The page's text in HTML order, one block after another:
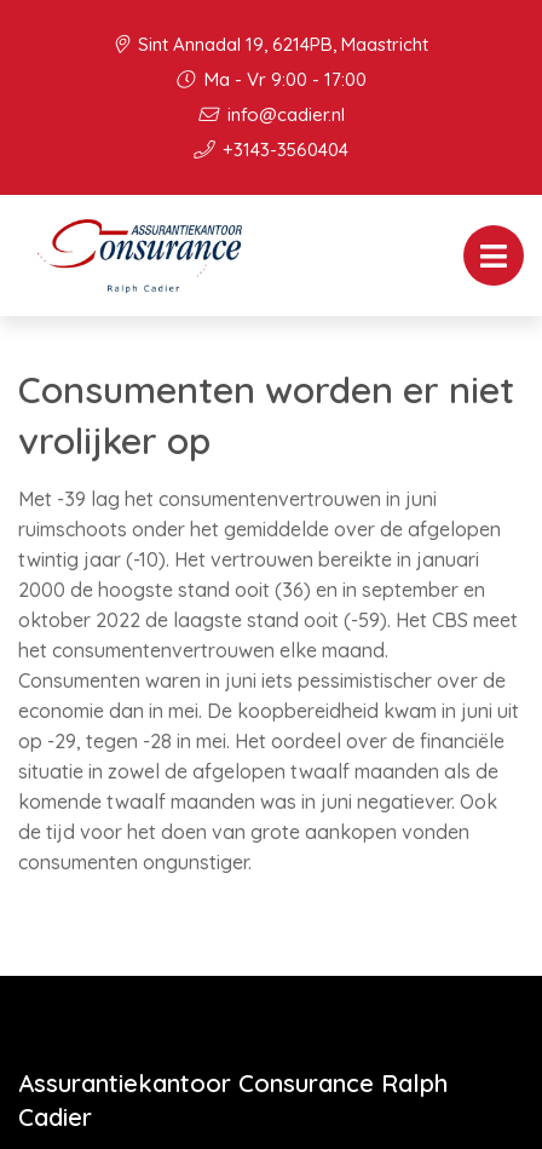
Sint Annadal 19, 6214PB, Maastricht
Ma - Vr 9:00 - 17:00
info@cadier.nl
+3143-3560404
Consumenten worden er niet
vrolijker op
Met -39 lag het consumentenvertrouwen in juni
ruimschoots onder het gemiddelde over de afgelopen
twintig jaar (-10). Het vertrouwen bereikte in januari
2000 de hoogste stand ooit (36) en in september en
oktober 2022 de laagste stand ooit (-59). Het CBS meet
het consumentenvertrouwen elke maand.
Consumenten waren in juni iets pessimistischer over de
economie dan in mei. De koopbereidheid kwam in juni uit
op -29, tegen -28 in mei. Het oordeel over de financiële
situatie in zowel de afgelopen twaalf maanden als de
komende twaalf maanden was in juni negatiever. Ook
de tijd voor het doen van grote aankopen vonden
consumenten ongunstiger.
Assurantiekantoor Consurance Ralph
Cadier